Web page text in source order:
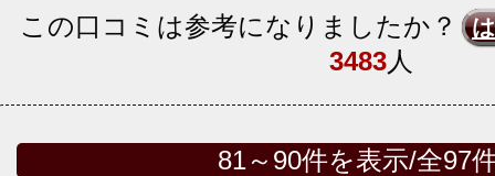
この口コミは参考になりましたか？
3483人
81～90件を表示/全97